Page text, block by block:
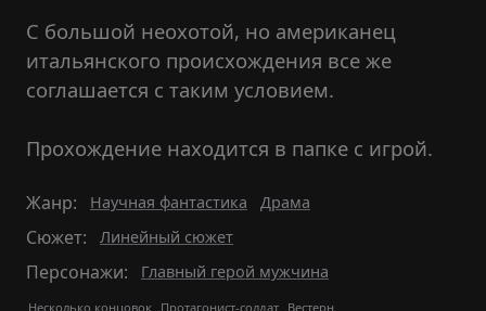
С большой неохотой, но американец
итальянского происхождения все же
соглашается с таким условием.
Прохождение находится в папке с игрой.
Жанр: Научная фантастика Драма
Сюжет: Линейный сюжет
Персонажи: Главный герой мужчина
Несколько концовок Протагонист-солдат Вестерн